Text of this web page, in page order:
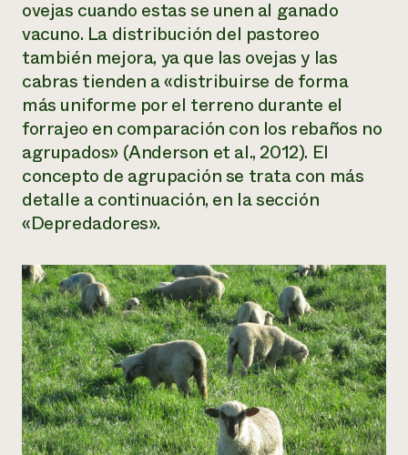
ovejas cuando estas se unen al ganado
vacuno. La distribución del pastoreo
también mejora, ya que las ovejas y las
cabras tienden a «distribuirse de forma
más uniforme por el terreno durante el
forrajeo en comparación con los rebaños no
agrupados» (Anderson et al., 2012). El
concepto de agrupación se trata con más
detalle a continuación, en la sección
«Depredadores».